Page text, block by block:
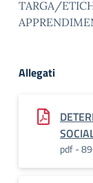
TARGA/
Allegati
pdf -